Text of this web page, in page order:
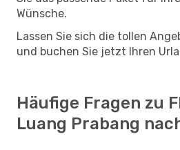
Wünsche.
Lassen Sie sich die tollen
und buchen Sie jetzt Ihren
Häufige Fragen zu
Luang Prabang